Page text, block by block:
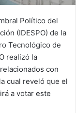
Político del
(IDESPO) de la
Tecnológico de
realizó la
con
cual reveló que el
a votar este